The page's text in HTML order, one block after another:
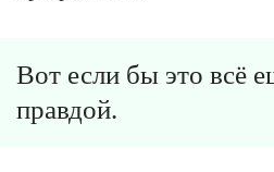
Вот если бы это всё
правдой.